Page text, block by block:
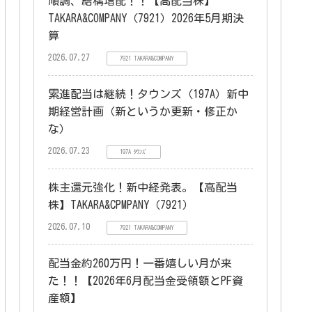
TAKARA&COMPANY（7921）2026年5月期決
算
2026.07.27 7921 TAKARA&COMPANY
累進配当は継続！タウンズ（197A）新中
期経営計画（新というか更新・修正か
な）
2026.07.23 197A ﾀｳﾝｽﾞ
株主還元強化！新中経発表。【高配当
株】TAKARA&CPMPANY（7921）
2026.07.10 7921 TAKARA&COMPANY
配当金約260万円！一番嬉しい月が来
た！！【2026年6月配当金受領額とPF資
産額】